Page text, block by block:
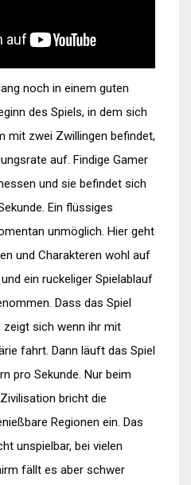
noch in einem guten
des Spiels, in dem sich
mit zwei Zwillingen befindet,
auf. Findige Gamer
und sie befindet sich
Ein flüssiges
unmöglich. Hier geht
und Charakteren wohl auf
ein ruckeliger Spielablauf
Dass das Spiel
zeigt sich wenn ihr mit
fahrt. Dann läuft das Spiel
pro Sekunde. Nur beim
bricht die
Regionen ein. Das
unspielbar, bei vielen
fällt es aber schwer